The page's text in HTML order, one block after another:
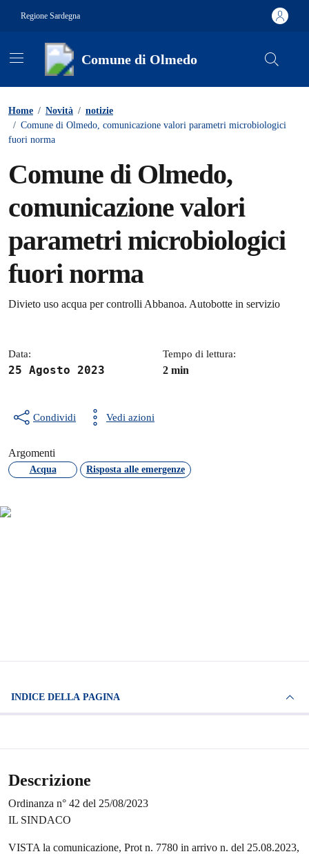
Regione Sardegna
Comune di Olmedo
Home / Novità / notizie
/ Comune di Olmedo, comunicazione valori parametri microbiologici
fuori norma
Comune di Olmedo,
comunicazione valori
parametri microbiologici
fuori norma
Dettagli della notizia
Divieto uso acqua per controlli Abbanoa. Autobotte in servizio
Data:
25 Agosto 2023
Tempo di lettura:
2 min
Condividi Vedi azioni
Argomenti
Acqua Risposta alle emergenze
INDICE DELLA PAGINA
Descrizione
Ordinanza n° 42 del 25/08/2023
IL SINDACO
VISTA la comunicazione, Prot n. 7780 in arrivo n. del 25.08.2023,